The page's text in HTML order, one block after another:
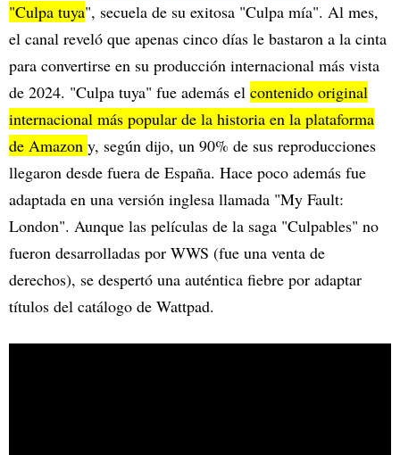
"Culpa tuya", secuela de su exitosa "Culpa mía". Al mes,
el canal reveló que apenas cinco días le bastaron a la cinta
para convertirse en su producción internacional más vista
de 2024. "Culpa tuya" fue además el contenido original
internacional más popular de la historia en la plataforma
de Amazon y, según dijo, un 90% de sus reproducciones
llegaron desde fuera de España. Hace poco además fue
adaptada en una versión inglesa llamada "My Fault:
London". Aunque las películas de la saga "Culpables" no
fueron desarrolladas por WWS (fue una venta de
derechos), se despertó una auténtica fiebre por adaptar
títulos del catálogo de Wattpad.